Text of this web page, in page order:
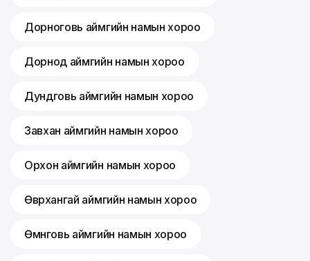
Дорноговь аймгийн намын хороо
Дорнод аймгийн намын хороо
Дундговь аймгийн намын хороо
Завхан аймгийн намын хороо
Орхон аймгийн намын хороо
Өвөрхангай аймгийн намын хороо
Өмнөговь аймгийн намын хороо